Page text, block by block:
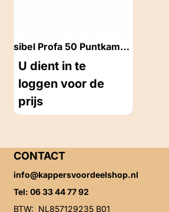
sibel Profa 50 Puntkam
U dient in te
loggen voor de
prijs
CONTACT
info@kappersvoordeelshop.nl
Tel: 06 33 44 77 92
BTW: NL857129235 B01